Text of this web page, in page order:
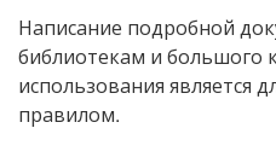
Написание подробной
библиотекам и большого
использования является
правилом.